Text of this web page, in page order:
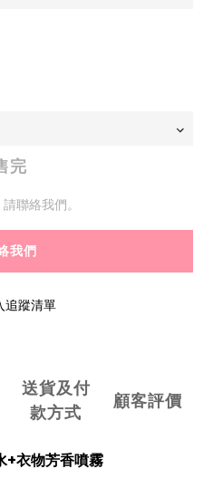
完
聯絡我們。
我們
追蹤清單
送貨及付
款方式
顧客評價
+衣物芳香噴霧